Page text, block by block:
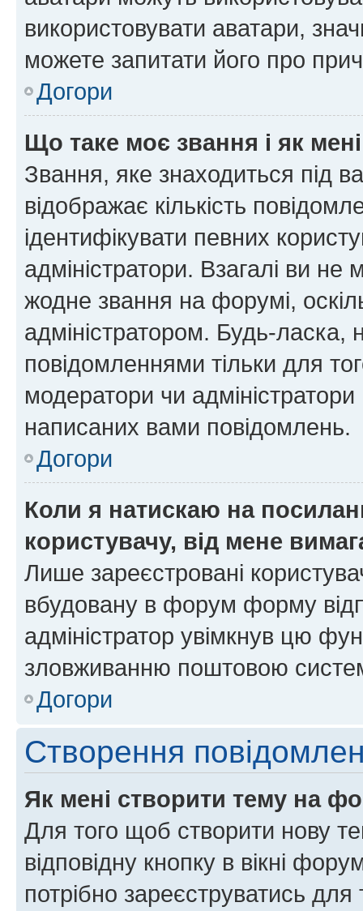
використовувати аватари,
можете запитати його про
Догори
Що таке моє звання і як
Звання, яке знаходиться під
відображає кількість
ідентифікувати певних
адміністратори. Взагалі ви
жодне звання на форумі,
адміністратором. Будь-
повідомленнями тільки для
модератори чи
написаних вами повідомлень.
Догори
Коли я натискаю на
користувачу, від мене
Лише зареєстровані
вбудовану в форум форму
адміністратор увімкнув цю
зловживанню поштовою
Догори
Створення
Як мені створити тему на
Для того щоб створити нову
відповідну кнопку в вікні
потрібно зареєструватись